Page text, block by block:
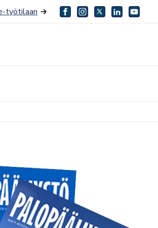
työtilaan facebookinstagram
twitterlinkedinyoutube